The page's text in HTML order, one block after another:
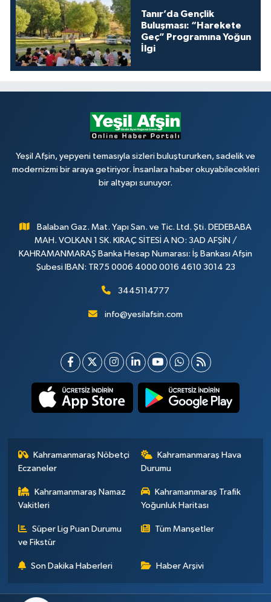
Tanır’da Gençlik
Buluşması: “Harekete
Geç” Programına Yoğun
İlgi
Yeşil Afşin, yepyeni temasıyla sizleri buluştururken, sadelik ve
modernizmi bir araya getiriyor. İnsanlara haber okuyabilecekleri
bir altyapı sunuyor.
Balaban Gaz. Mat. Yapı San. ve Tic. Ltd. Şti. DEDEBABA
MAH. VOLKAN 1 SK. KIRAÇ SİTESİ A NO: 3AD AFŞİN /
KAHRAMANMARAŞ Banka Hesap Numarası: İş Bankası Afşin
Şubesi IBAN: TR75 0006 4000 0016 4610 3014 23
3445114777
info@yesilafsin.com
Kahramanmaraş Nöbetçi
Eczaneler
Kahramanmaraş Hava
Durumu
Kahramanmaraş Namaz
Vakitleri
Kahramanmaraş Trafik
Yoğunluk Haritası
Süper Lig Puan Durumu
ve Fikstür
Tüm Manşetler
Son Dakika Haberleri Haber Arşivi